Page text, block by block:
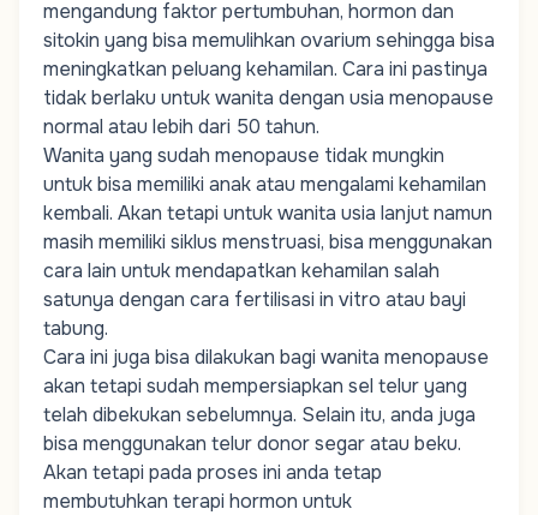
mengandung faktor pertumbuhan, hormon dan
sitokin yang bisa memulihkan ovarium sehingga bisa
meningkatkan peluang kehamilan. Cara ini pastinya
tidak berlaku untuk wanita dengan usia menopause
normal atau lebih dari 50 tahun.
Wanita yang sudah menopause tidak mungkin
untuk bisa memiliki anak atau mengalami kehamilan
kembali. Akan tetapi untuk wanita usia lanjut namun
masih memiliki siklus menstruasi, bisa menggunakan
cara lain untuk mendapatkan kehamilan salah
satunya dengan cara fertilisasi in vitro atau bayi
tabung.
Cara ini juga bisa dilakukan bagi wanita menopause
akan tetapi sudah mempersiapkan sel telur yang
telah dibekukan sebelumnya. Selain itu, anda juga
bisa menggunakan telur donor segar atau beku.
Akan tetapi pada proses ini anda tetap
membutuhkan terapi hormon untuk